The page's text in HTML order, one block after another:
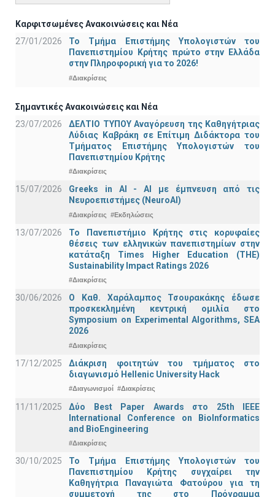
Καρφιτσωμένες Ανακοινώσεις και Νέα
27/01/2026
Το Τμήμα Επιστήμης Υπολογιστών του
Πανεπιστημίου Κρήτης πρώτο στην Ελλάδα
στην Πληροφορική για το 2026!
#Διακρίσεις
Σημαντικές Ανακοινώσεις και Νέα
23/07/2026
ΔΕΛΤΙΟ ΤΥΠΟΥ Αναγόρευση της Καθηγήτριας
Λύδιας Καβράκη σε Επίτιμη Διδάκτορα του
Τμήματος Επιστήμης Υπολογιστών του
Πανεπιστημίου Κρήτης
#Διακρίσεις
15/07/2026
Greeks in AI - ΑΙ με έμπνευση από τις
Νευροεπιστήμες (NeuroAI)
#Διακρίσεις #Εκδηλώσεις
13/07/2026
Το Πανεπιστήμιο Κρήτης στις κορυφαίες
θέσεις των ελληνικών πανεπιστημίων στην
κατάταξη Times Higher Education (ΤΗΕ)
Sustainability Impact Ratings 2026
#Διακρίσεις
30/06/2026
Ο Καθ. Χαράλαμπος Τσουρακάκης έδωσε
προσκεκλημένη κεντρική ομιλία στο
Symposium on Experimental Algorithms, SEA
2026
#Διακρίσεις
17/12/2025
Διάκριση φοιτητών του τμήματος στο
διαγωνισμό Hellenic University Hack
#Διαγωνισμοί #Διακρίσεις
11/11/2025
Δύο Best Paper Awards στο 25th IEEE
International Conference on BioInformatics
and BioEngineering
#Διακρίσεις
30/10/2025
Το Τμήμα Επιστήμης Υπολογιστών του
Πανεπιστημίου Κρήτης συγχαίρει την
Καθηγήτρια Παναγιώτα Φατούρου για τη
συμμετοχή της στο Πρόγραμμα